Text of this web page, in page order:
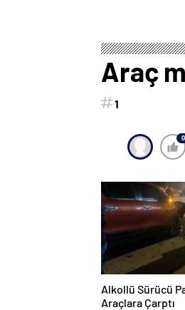
Araç
1
0
Alkollü Sürücü
Araçlara Çarptı